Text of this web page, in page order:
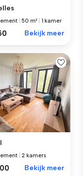
|50 m² 1 kamer
Bekijk meer
|2 kamers
Bekijk meer